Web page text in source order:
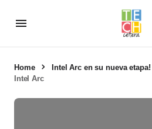
Home Intel Arc en su nueva etapa!
Intel Arc